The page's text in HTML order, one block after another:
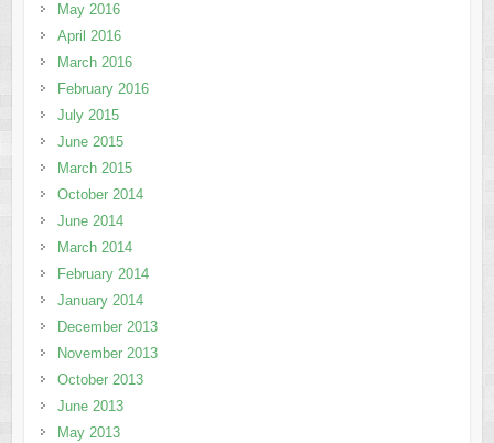
May 2016
April 2016
March 2016
February 2016
July 2015
June 2015
March 2015
October 2014
June 2014
March 2014
February 2014
January 2014
December 2013
November 2013
October 2013
June 2013
May 2013